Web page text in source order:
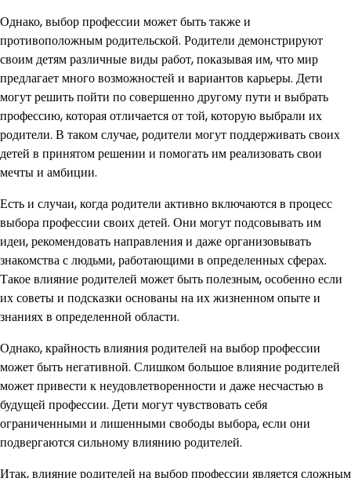
Однако, выбор профессии может быть также и
противоположным родительской. Родители демонстрируют
своим детям различные виды работ, показывая им, что мир
предлагает много возможностей и вариантов карьеры. Дети
могут решить пойти по совершенно другому пути и выбрать
профессию, которая отличается от той, которую выбрали их
родители. В таком случае, родители могут поддерживать своих
детей в принятом решении и помогать им реализовать свои
мечты и амбиции.
Есть и случаи, когда родители активно включаются в процесс
выбора профессии своих детей. Они могут подсовывать им
идеи, рекомендовать направления и даже организовывать
знакомства с людьми, работающими в определенных сферах.
Такое влияние родителей может быть полезным, особенно если
их советы и подсказки основаны на их жизненном опыте и
знаниях в определенной области.
Однако, крайность влияния родителей на выбор профессии
может быть негативной. Слишком большое влияние родителей
может привести к неудовлетворенности и даже несчастью в
будущей профессии. Дети могут чувствовать себя
ограниченными и лишенными свободы выбора, если они
подвергаются сильному влиянию родителей.
Итак, влияние родителей на выбор профессии является сложным